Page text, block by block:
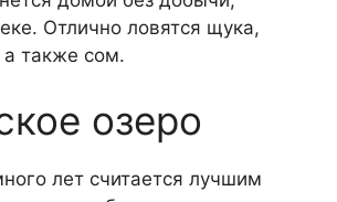
Отлично ловятся щука,
а также сом.
озеро
лет считается лучшим